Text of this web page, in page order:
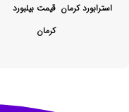
استرابورد کرمان قیمت بیلبورد
کرمان